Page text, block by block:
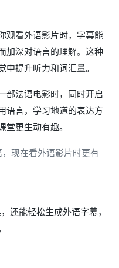
观看外语影片时，字幕能
加深对语言的理解。这种
提升听力和词汇量。
部法语电影时，同时开启
语言，学习地道的表达方
更生动有趣。
，现在看外语影片时更有
还能轻松生成外语字幕，